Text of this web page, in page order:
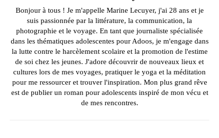
Bonjour à tous ! Je m'appelle Marine Lecuyer, j'ai 28 ans et je
suis passionnée par la littérature, la communication, la
photographie et le voyage. En tant que journaliste spécialisée
dans les thématiques adolescentes pour Adoos, je m'engage dans
la lutte contre le harcèlement scolaire et la promotion de l'estime
de soi chez les jeunes. J'adore découvrir de nouveaux lieux et
cultures lors de mes voyages, pratiquer le yoga et la méditation
pour me ressourcer et trouver l'inspiration. Mon plus grand rêve
est de publier un roman pour adolescents inspiré de mon vécu et
de mes rencontres.